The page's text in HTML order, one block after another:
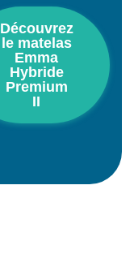
Découvrez
le matelas
Emma
Hybride
Premium
II